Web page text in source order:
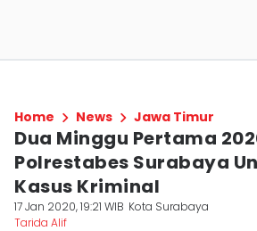
Home News Jawa Timur
Dua Minggu Pertama
Polrestabes Surabaya
Kasus Kriminal
17 Jan 2020, 19:21 WIB Kota Surabaya
Tarida Alif